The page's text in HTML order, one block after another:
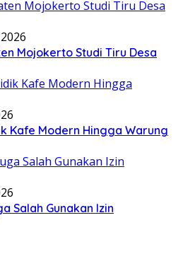
Mojokerto Studi Tiru Desa
Kafe Modern Hingga Warung
Salah Gunakan Izin